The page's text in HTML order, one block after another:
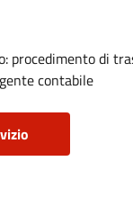
procedimento di
contabile